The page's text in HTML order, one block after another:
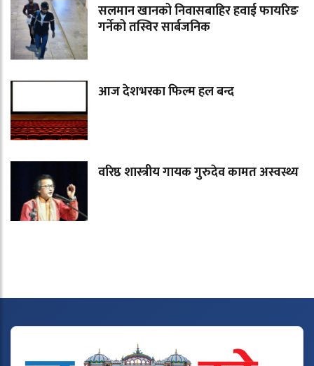
सलमान खानको निवासबाहिर हवाई फायरिङ
गर्नेको तस्विर सार्बजनिक
आज देशभरका फिल्म हल बन्द
वरिष्ठ शास्त्रीय गायक गुरुदेव कामत अस्वस्थ्य